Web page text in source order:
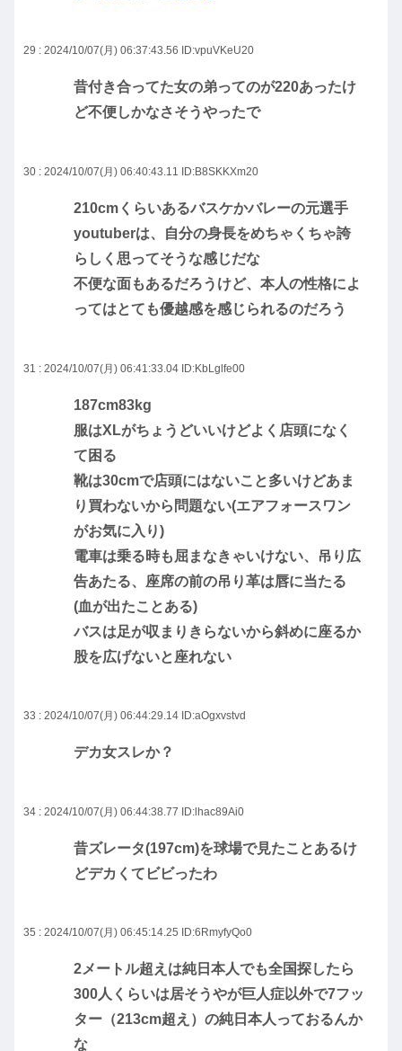
29 : 2024/10/07(月) 06:37:43.56 ID:vpuVKeU20
昔付き合ってた女の弟ってのが220あったけ
ど不便しかなさそうやったで
30 : 2024/10/07(月) 06:40:43.11 ID:B8SKKXm20
210cmくらいあるバスケかバレーの元選手
youtuberは、自分の身長をめちゃくちゃ誇
らしく思ってそうな感じだな
不便な面もあるだろうけど、本人の性格によ
ってはとても優越感を感じられるのだろう
31 : 2024/10/07(月) 06:41:33.04 ID:KbLglfe00
187cm83kg
服はXLがちょうどいいけどよく店頭になく
て困る
靴は30cmで店頭にはないこと多いけどあま
り買わないから問題ない(エアフォースワン
がお気に入り)
電車は乗る時も屈まなきゃいけない、吊り広
告あたる、座席の前の吊り革は唇に当たる
(血が出たことある)
バスは足が収まりきらないから斜めに座るか
股を広げないと座れない
33 : 2024/10/07(月) 06:44:29.14 ID:aOgxvstvd
デカ女スレか？
34 : 2024/10/07(月) 06:44:38.77 ID:lhac89Ai0
昔ズレータ(197cm)を球場で見たことあるけ
どデカくてビビったわ
35 : 2024/10/07(月) 06:45:14.25 ID:6RmyfyQo0
2メートル超えは純日本人でも全国探したら
300人くらいは居そうやが巨人症以外で7フッ
ター（213cm超え）の純日本人っておるんか
な